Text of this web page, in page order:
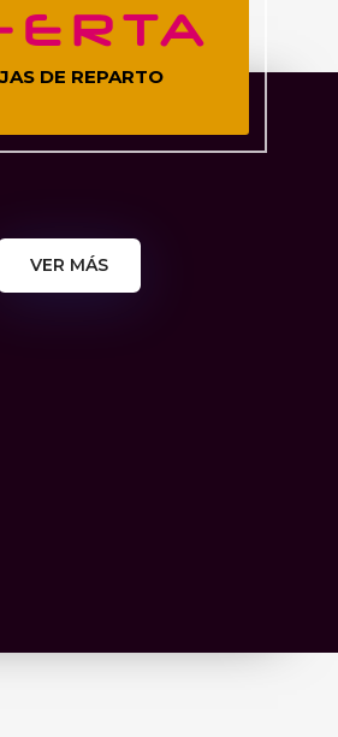
DE REPARTO
VER MÁS